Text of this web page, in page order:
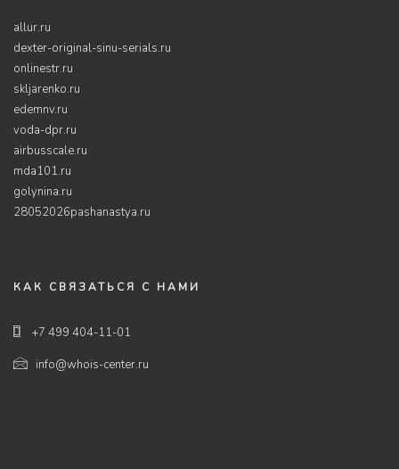
allur.ru
dexter-original-sinu-serials.ru
onlinestr.ru
skljarenko.ru
edemnv.ru
voda-dpr.ru
airbusscale.ru
mda101.ru
golynina.ru
28052026pashanastya.ru
КАК СВЯЗАТЬСЯ С НАМИ
+7 499 404-11-01
info@whois-center.ru